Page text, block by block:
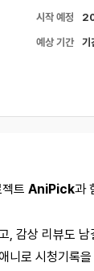
시작 예정
예상 기간 기
트 AniPick과
, 감상 리뷰도 남
로 시청기록을